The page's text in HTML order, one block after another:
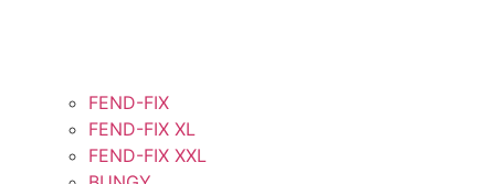
FEND-FIX
FEND-FIX XL
FEND-FIX XXL